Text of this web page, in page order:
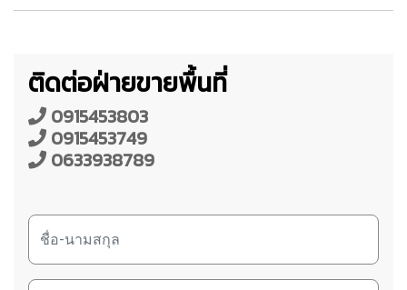
ติดต่อฝ่ายขายพื้นที่
0915453803
0915453749
0633938789